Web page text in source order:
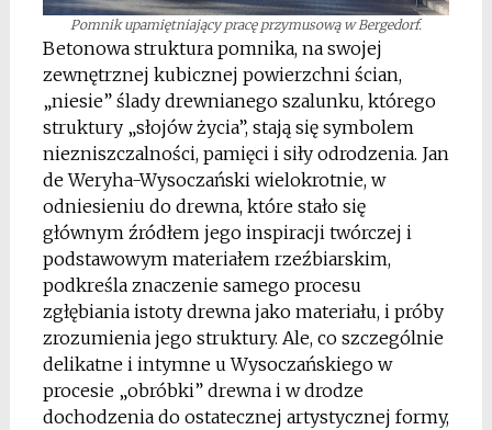
Pomnik upamiętniający pracę przymusową w Bergedorf.
Betonowa struktura pomnika, na swojej
zewnętrznej kubicznej powierzchni ścian,
„niesie” ślady drewnianego szalunku, którego
struktury „słojów życia”, stają się symbolem
niezniszczalności, pamięci i siły odrodzenia. Jan
de Weryha-Wysoczański wielokrotnie, w
odniesieniu do drewna, które stało się
głównym źródłem jego inspiracji twórczej i
podstawowym materiałem rzeźbiarskim,
podkreśla znaczenie samego procesu
zgłębiania istoty drewna jako materiału, i próby
zrozumienia jego struktury. Ale, co szczególnie
delikatne i intymne u Wysoczańskiego w
procesie „obróbki” drewna i w drodze
dochodzenia do ostatecznej artystycznej formy,